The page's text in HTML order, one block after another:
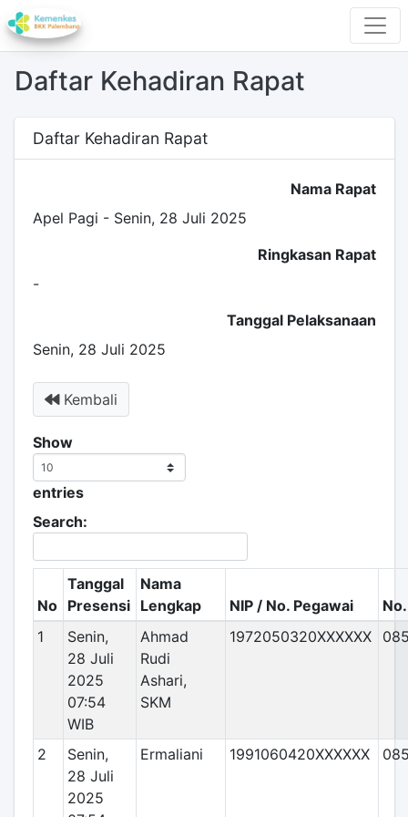
Daftar Kehadiran Rapat
Daftar Kehadiran Rapat
Nama Rapat
Apel Pagi - Senin, 28 Juli 2025
Ringkasan Rapat
-
Tanggal Pelaksanaan
Senin, 28 Juli 2025
Kembali
Show
entries
Search:
No
Tanggal
Presensi
Nama
Lengkap
NIP / No. Pegawai
1
Senin,
28 Juli
2025
07:54
WIB
Ahmad
Rudi
Ashari,
SKM
1972050320XXXXXX
2
Senin,
28 Juli
2025
Ermaliani 1991060420XXXXXX